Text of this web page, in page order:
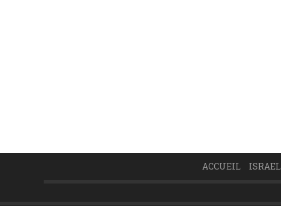
ACCUEIL ISRAEL